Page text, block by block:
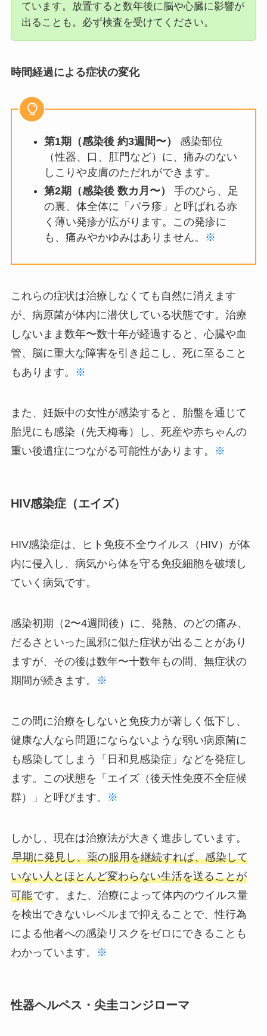
ています。放置すると数年後に脳や心臓に影響が
出ることも。必ず検査を受けてください。
時間経過による症状の変化
第1期（感染後 約3週間〜）
感染部位
（性器、口、肛門など）に、痛みのない
しこりや皮膚のただれができます。
第2期（感染後 数カ月〜）
手のひら、足
の裏、体全体に「バラ疹」と呼ばれる赤
く薄い発疹が広がります。この発疹に
も、痛みやかゆみはありません。
※
これらの症状は治療しなくても自然に消えます
が、病原菌が体内に潜伏している状態です。治療
しないまま数年〜数十年が経過すると、心臓や血
管、脳に重大な障害を引き起こし、死に至ること
もあります。
※
また、妊娠中の女性が感染すると、胎盤を通じて
胎児にも感染（先天梅毒）し、死産や赤ちゃんの
重い後遺症につながる可能性があります。
※
HIV感染症（エイズ）
HIV感染症は、ヒト免疫不全ウイルス（HIV）が体
内に侵入し、病気から体を守る免疫細胞を破壊し
ていく病気です。
感染初期（2〜4週間後）に、発熱、のどの痛み、
だるさといった風邪に似た症状が出ることがあり
ますが、その後は数年〜十数年もの間、無症状の
期間が続きます。
※
この間に治療をしないと免疫力が著しく低下し、
健康な人なら問題にならないような弱い病原菌に
も感染してしまう「日和見感染症」などを発症し
ます。この状態を「エイズ（後天性免疫不全症候
群）」と呼びます。
※
しかし、現在は治療法が大きく進歩しています。
早期に発見し、薬の服用を継続すれば、感染して
いない人とほとんど変わらない生活を送ることが
可能です。また、治療によって体内のウイルス量
を検出できないレベルまで抑えることで、性行為
による他者への感染リスクをゼロにできることも
わかっています。
※
性器ヘルペス・尖圭コンジローマ